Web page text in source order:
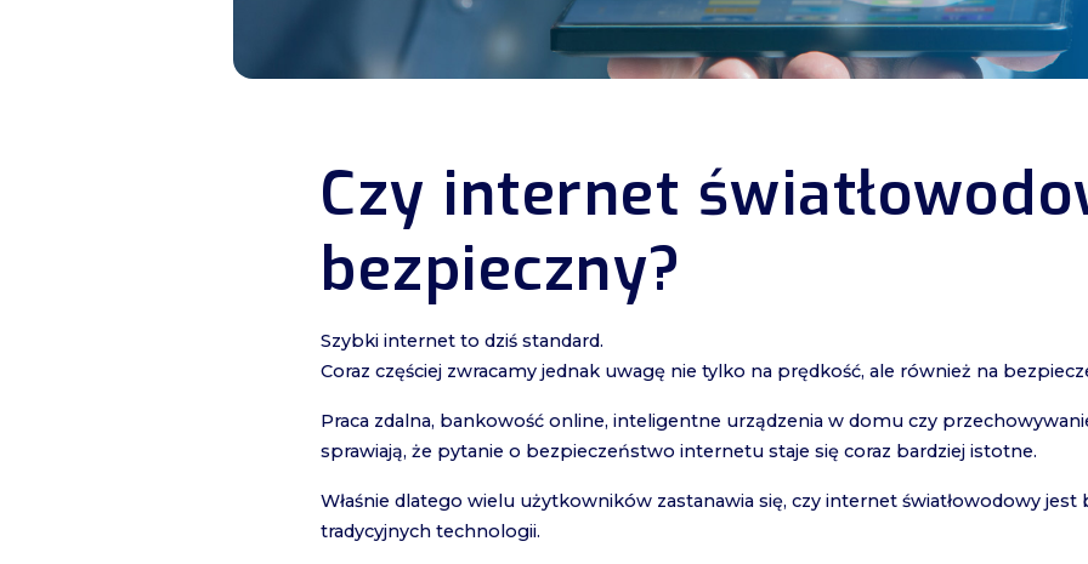
Czy internet
bezpieczny?
Szybki internet to dziś standard.
Coraz częściej zwracamy jednak uwagę nie tylko na prędkość, ale również na
Praca zdalna, bankowość online, inteligentne urządzenia w domu czy
sprawiają, że pytanie o bezpieczeństwo internetu staje się coraz bardziej istotne.
Właśnie dlatego wielu użytkowników zastanawia się, czy internet światłowodowy jest
tradycyjnych technologii.